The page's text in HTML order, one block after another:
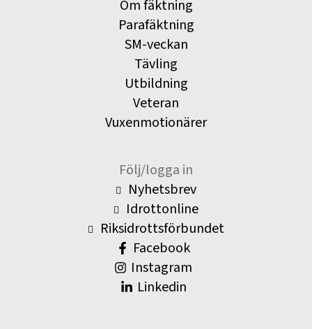
Om fäktning
Parafäktning
SM-veckan
Tävling
Utbildning
Veteran
Vuxenmotionärer
Följ/logga in
Nyhetsbrev
Idrottonline
Riksidrottsförbundet
Facebook
Instagram
Linkedin